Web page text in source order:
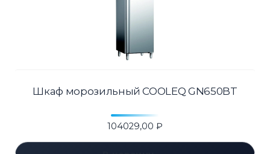
Шкаф морозильный COOLEQ GN650BT
104029,00 ₽